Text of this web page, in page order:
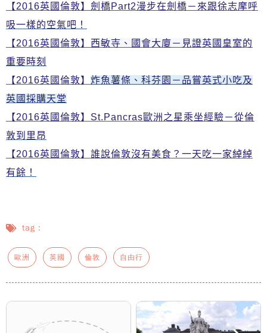
【2016英國倫敦】劍橋Part2漫步在劍橋－來跟徐志摩呼
吸一樣的空氣吧！
【2016英國倫敦】 西敏寺 、 國會大廈－見證英國皇室的
重要時刻
【2016英國倫敦】 炸魚薯條 、 科芬園－品嘗英式小吃及
英國採購天堂
【2016英國倫敦】 St.Pancras歐洲之星乘坐經驗－從倫
敦到里昂
【2016英國倫敦】誰說倫敦沒有美食？一天吃一家綽綽
有餘！
tag：
歐洲 英國 倫敦 自由行